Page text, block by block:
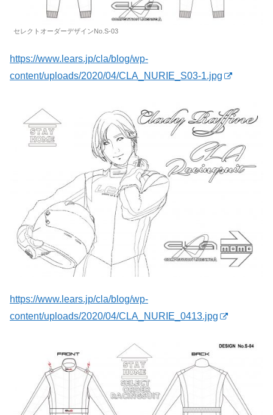
セレクトオーダーデザインNo.S-03
https://www.lears.jp/cla/blog/wp-
content/uploads/2020/04/CLA_NURIE_S03-1.jpg
https://www.lears.jp/cla/blog/wp-
content/uploads/2020/04/CLA_NURIE_0413.jpg